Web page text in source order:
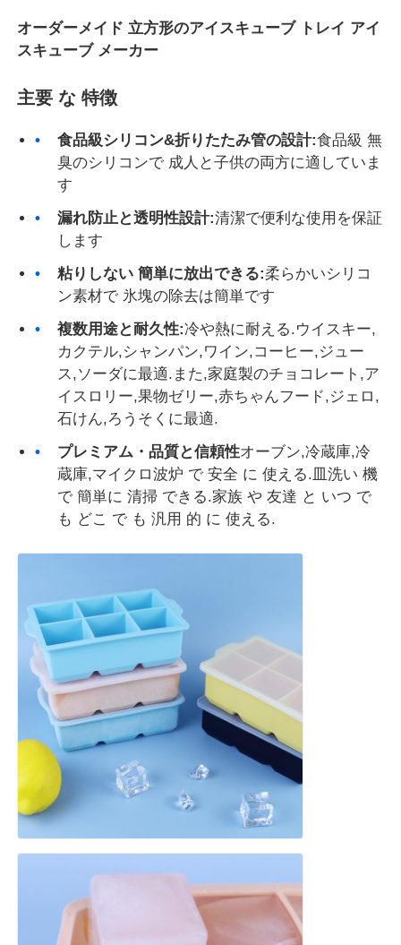
私たちについて
工場見学
品質管理
お問い合わせ
ニュース
事例
シリコン旅行瓶セット
シリコン旅行器
シリコン製折りたたみウォーターボトル
シリコンキッチン製品
シリコーン ゴム プロダクト
オーダーメイド 立方形のアイスキューブ トレイ アイ
スキューブ メーカー
主要 な 特徴
食品級シリコン&折りたたみ管の設計:食品級 無
臭のシリコンで 成人と子供の両方に適していま
す
漏れ防止と透明性設計:清潔で便利な使用を保証
します
粘りしない 簡単に放出できる:柔らかいシリコ
ン素材で 氷塊の除去は簡単です
複数用途と耐久性:冷や熱に耐える.ウイスキー,
カクテル,シャンパン,ワイン,コーヒー,ジュー
ス,ソーダに最適.また,家庭製のチョコレート,ア
イスロリー,果物ゼリー,赤ちゃんフード,ジェロ,
石けん,ろうそくに最適.
プレミアム・品質と信頼性オーブン,冷蔵庫,冷
蔵庫,マイクロ波炉 で 安全 に 使える.皿洗い 機
で 簡単に 清掃 できる.家族 や 友達 と いつ で
も どこ で も 汎用 的 に 使える.